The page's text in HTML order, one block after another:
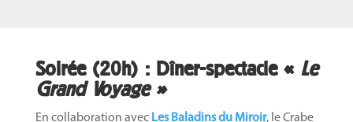
Soirée (20h) : Dîner-spectacle « Le
Grand Voyage »
En collaboration avec Les Baladins du Miroir, le Crabe